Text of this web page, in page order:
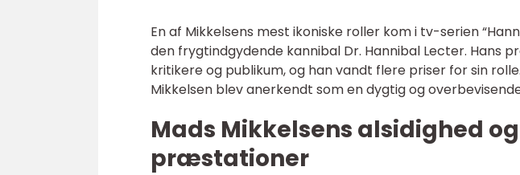
En af Mikkelsens mest ikoniske roller kom i tv-serien
den frygtindgydende kannibal Dr. Hannibal Lecter. Hans
kritikere og publikum, og han vandt flere priser for sin
Mikkelsen blev anerkendt som en dygtig og
Mads Mikkelsens alsidighed
præstationer